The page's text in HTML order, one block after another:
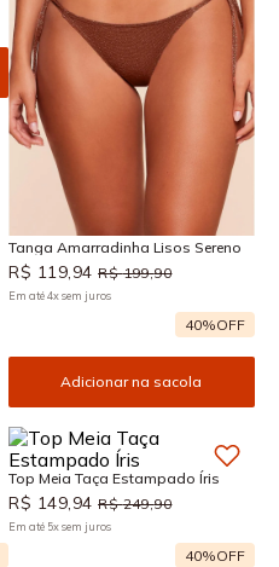
Tanga Amarradinha Lisos Sereno
R$ 119,94 R$ 199,90
Em até4xsem juros
40%OFF
Adicionar na sacola
Top Meia Taça Estampado Íris
R$ 149,94 R$ 249,90
Em até 5xsem juros
40%OFF